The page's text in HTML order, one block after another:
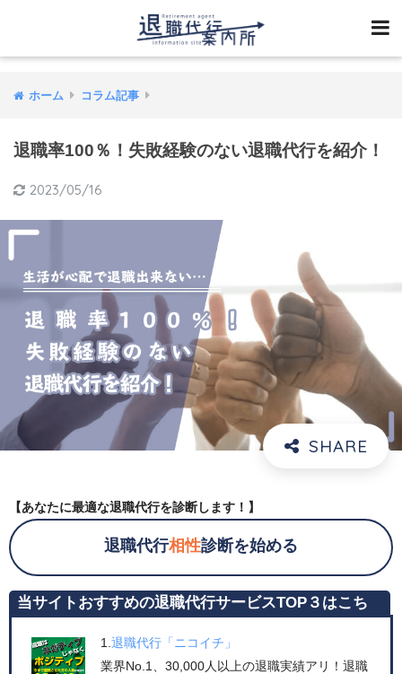
ホーム コラム記事
退職率100％！失敗経験のない退職代行を紹介！
2023/05/16
【あなたに最適な退職代行を診断します！】
退職代行相性診断を始める
当サイトおすすめの退職代行サービスTOP３はこち
1. 退職代行「ニコイチ」
業界No.1、30,000人以上の退職実績アリ！退職